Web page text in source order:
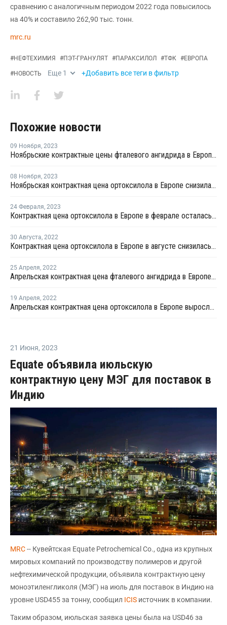
сравнению с аналогичным периодом 2022 года повысилось
на 40% и составило 262,90 тыс. тонн.
mrc.ru
#НЕФТЕХИМИЯ #ПЭТ-ГРАНУЛЯТ #ПАРАКСИЛОЛ #ТФК #ЕВРОПА
#НОВОСТЬ Еще 1 +Добавить все теги в фильтр
Похожие новости
09 Ноября, 2023
Ноябрьские контрактные цены фталевого ангидрида в Европе снизились на EUR20 за тонну
08 Ноября, 2023
Ноябрьская контрактная цена ортоксилола в Европе снизилась на EUR20 за тонну
24 Февраля, 2023
Контрактная цена ортоксилола в Европе в феврале осталась на уровне января
30 Августа, 2022
Контрактная цена ортоксилола в Европе в августе снизилась на EUR75 за тонну
25 Апреля, 2022
Апрельская контрактная цена фталевого ангидрида в Европе выросла на EUR295 за тонну
19 Апреля, 2022
Апрельская контрактная цена ортоксилола в Европе выросла на EUR295 за тонну
21 Июня, 2023
Equate объявила июльскую
контрактную цену МЭГ для поставок в
Индию
MRC-- Кувейтская Equate Petrochemical Co., одна из крупных
мировых компаний по производству полимеров и другой
нефтехимической продукции, объявила контрактную цену
моноэтиленгликоля (МЭГ) на июль для поставок в Индию на
уровне USD455 за тонну, сообщил ICIS источник в компании.
Таким образом, июльская заявка цены была на USD46 за